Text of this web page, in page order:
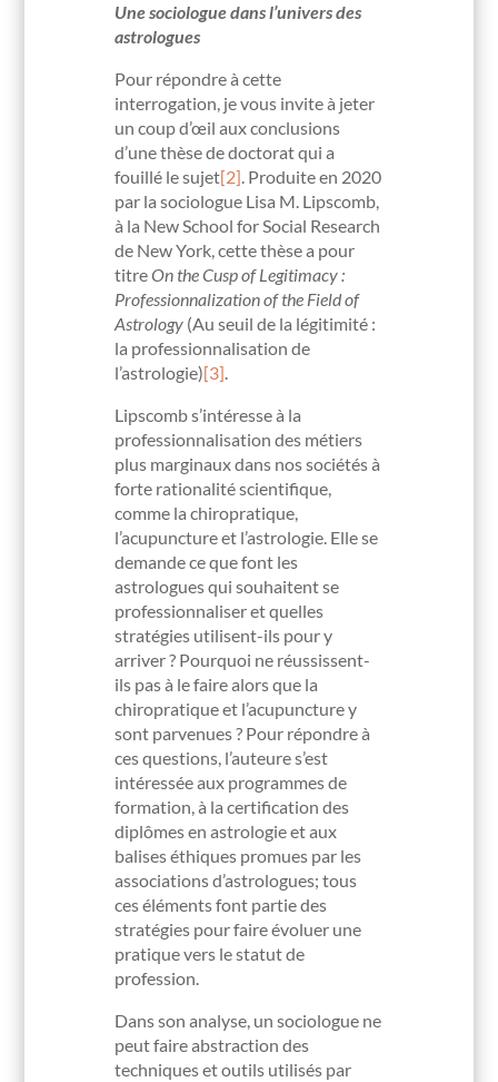
Une sociologue dans l’univers des
astrologues
Pour répondre à cette
interrogation, je vous invite à jeter
un coup d’œil aux conclusions
d’une thèse de doctorat qui a
fouillé le sujet[2]. Produite en 2020
par la sociologue Lisa M. Lipscomb,
à la New School for Social Research
de New York, cette thèse a pour
titreOn the Cusp of Legitimacy :
Professionnalization of the Field of
Astrology(Au seuil de la légitimité :
la professionnalisation de
l’astrologie)[3].
Lipscomb s’intéresse à la
professionnalisation des métiers
plus marginaux dans nos sociétés à
forte rationalité scientifique,
comme la chiropratique,
l’acupuncture et l’astrologie. Elle se
demande ce que font les
astrologues qui souhaitent se
professionnaliser et quelles
stratégies utilisent-ils pour y
arriver ? Pourquoi ne réussissent-
ils pas à le faire alors que la
chiropratique et l’acupuncture y
sont parvenues ? Pour répondre à
ces questions, l’auteure s’est
intéressée aux programmes de
formation, à la certification des
diplômes en astrologie et aux
balises éthiques promues par les
associations d’astrologues; tous
ces éléments font partie des
stratégies pour faire évoluer une
pratique vers le statut de
profession.
Dans son analyse, un sociologue ne
peut faire abstraction des
techniques et outils utilisés par